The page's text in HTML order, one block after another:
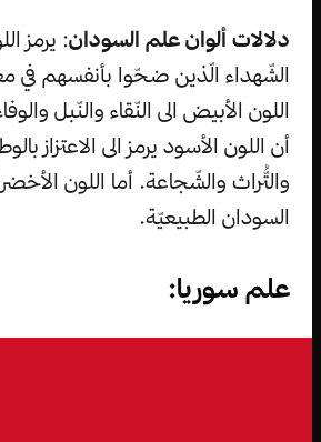
دلالات ألوان علم السودان: يرمز
الشّهداء الّذين ضحّوا بأنفسهم في
اللون الأبيض الى النّقاء والنّبل
أن اللون الأسود يرمز الى الاعتزاز
والتُّراث والشّجاعة. أما اللون
السودان الطبيعيّة.
علم سوريا: